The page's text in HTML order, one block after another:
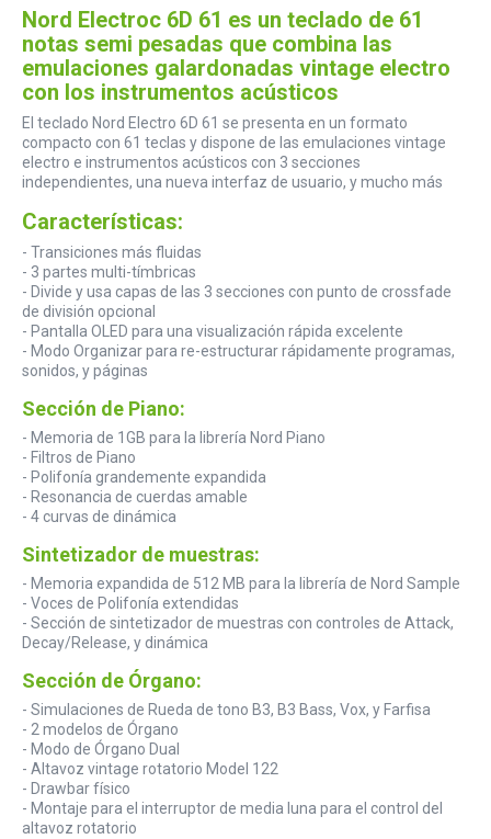
Nord Electroc 6D 61 es un teclado de 61
notas semi pesadas que combina las
emulaciones galardonadas vintage electro
con los instrumentos acústicos
El teclado Nord Electro 6D 61 se presenta en un formato
compacto con 61 teclas y dispone de las emulaciones vintage
electro e instrumentos acústicos con 3 secciones
independientes, una nueva interfaz de usuario, y mucho más
Características:
- Transiciones más fluidas
- 3 partes multi-tímbricas
- Divide y usa capas de las 3 secciones con punto de crossfade
de división opcional
- Pantalla OLED para una visualización rápida excelente
- Modo Organizar para re-estructurar rápidamente programas,
sonidos, y páginas
Sección de Piano:
- Memoria de 1GB para la librería Nord Piano
- Filtros de Piano
- Polifonía grandemente expandida
- Resonancia de cuerdas amable
- 4 curvas de dinámica
Sintetizador de muestras:
- Memoria expandida de 512 MB para la librería de Nord Sample
- Voces de Polifonía extendidas
- Sección de sintetizador de muestras con controles de Attack,
Decay/Release, y dinámica
Sección de Órgano:
- Simulaciones de Rueda de tono B3, B3 Bass, Vox, y Farfisa
- 2 modelos de Órgano
- Modo de Órgano Dual
- Altavoz vintage rotatorio Model 122
- Drawbar físico
- Montaje para el interruptor de media luna para el control del
altavoz rotatorio